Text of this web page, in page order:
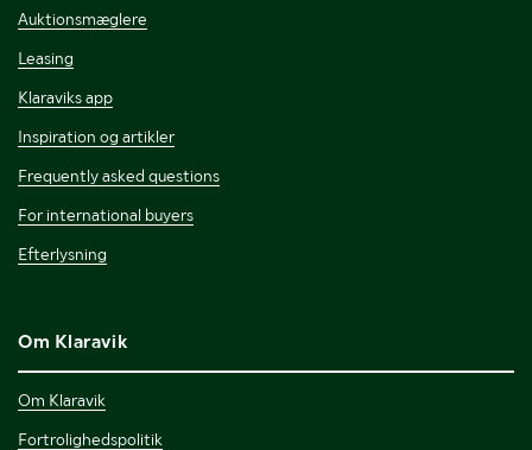
Auktionsmæglere
Leasing
Klaraviks app
Inspiration og artikler
Frequently asked questions
For international buyers
Efterlysning
Om Klaravik
Om Klaravik
Fortrolighedspolitik